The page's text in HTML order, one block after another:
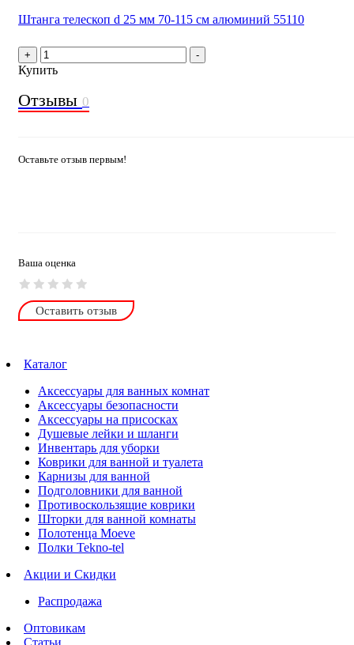
Штанга телескоп d 25 мм 70-115 см алюминий 55110
+ -
Купить
Отзывы 0
Оставьте отзыв первым!
Ваша оценка
Оставить отзыв
Каталог
Аксессуары для ванных комнат
Аксессуары безопасности
Аксессуары на присосках
Душевые лейки и шланги
Инвентарь для уборки
Коврики для ванной и туалета
Карнизы для ванной
Подголовники для ванной
Противоскользящие коврики
Шторки для ванной комнаты
Полотенца Moeve
Полки Tekno-tel
Акции и Скидки
Распродажа
Оптовикам
Статьи